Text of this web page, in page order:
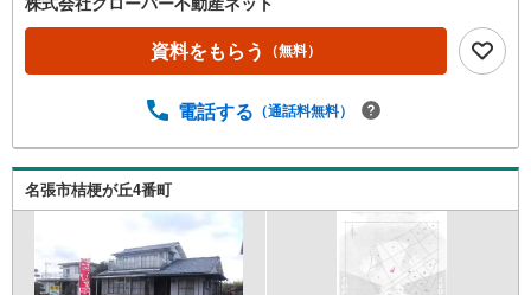
資料をもらう （無料）
電話する （通話料無料）
名張市桔梗が丘4番町